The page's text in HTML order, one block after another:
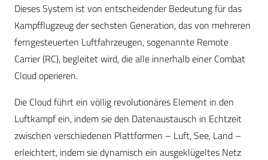
Dieses System ist von entscheidender Bedeutung für das
Kampfflugzeug der sechsten Generation, das von mehreren
ferngesteuerten Luftfahrzeugen, sogenannte Remote
Carrier (RC), begleitet wird, die alle innerhalb einer Combat
Cloud operieren.
Die Cloud führt ein völlig revolutionäres Element in den
Luftkampf ein, indem sie den Datenaustausch in Echtzeit
zwischen verschiedenen Plattformen – Luft, See, Land –
erleichtert, indem sie dynamisch ein ausgeklügeltes Netz